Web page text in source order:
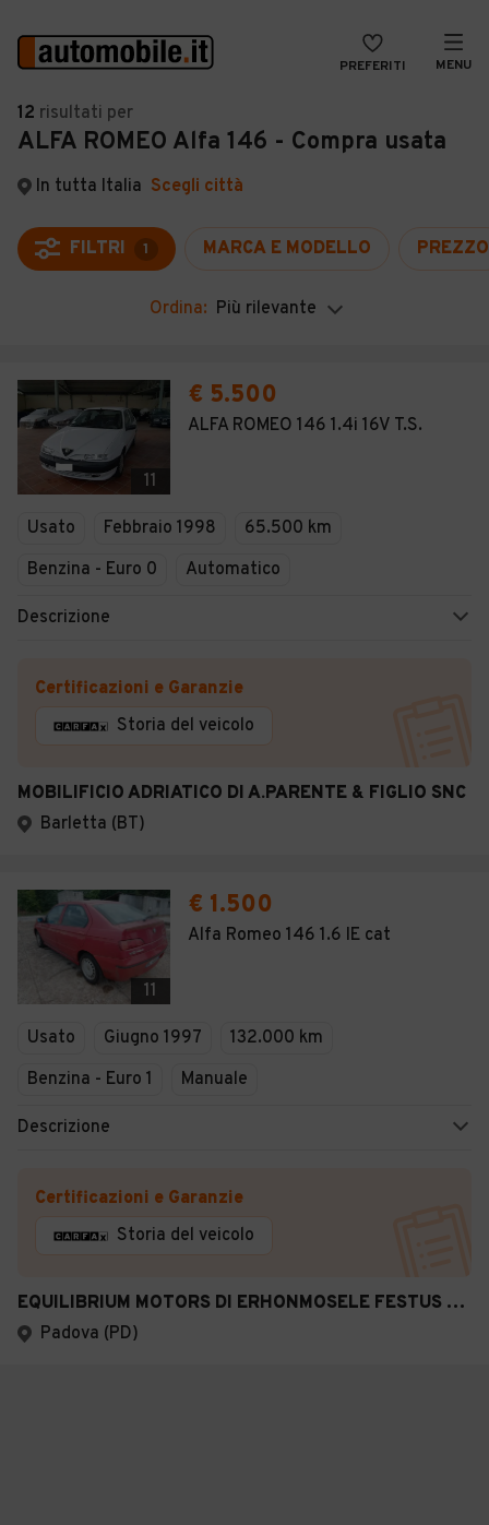
PREFERITI MENU
Auto
Auto usate
Auto Km 0
Auto Nuove
Noleggio a lungo termine
Moto
Camper
Veicoli Commerciali
VENDI
MAGAZINE
ACCEDI
12 risultati per
ALFA ROMEO Alfa 146 - Compra usata
In tutta Italia Scegli città
FILTRI 1 MARCA E MODELLO PREZZO
Ordina: Più rilevante
11
€ 5.500
ALFA ROMEO 146 1.4i 16V T.S.
Usato Febbraio 1998
65.500 km
Benzina - Euro 0
Automatico
Descrizione
Certificazioni e Garanzie
Storia del veicolo
MOBILIFICIO ADRIATICO DI A.PARENTE & FIGLIO SNC
Barletta (BT)
11
€ 1.500
Alfa Romeo 146 1.6 IE cat
Usato Giugno 1997
132.000 km
Benzina - Euro 1
Manuale
Descrizione
Certificazioni e Garanzie
Storia del veicolo
EQUILIBRIUM MOTORS DI ERHONMOSELE FESTUS PEDRO
Padova (PD)